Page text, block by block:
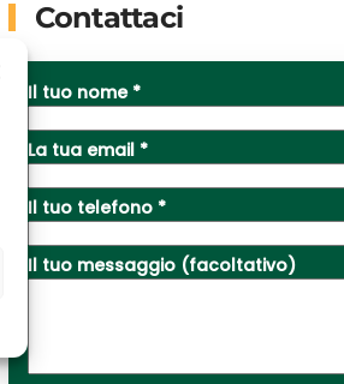
Contattaci
Il tuo nome *
La tua email *
Il tuo telefono *
Il tuo messaggio (facoltativo)